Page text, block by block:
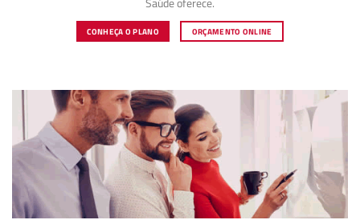
CONHEÇA O PLANO ORÇAMENTO ONLINE